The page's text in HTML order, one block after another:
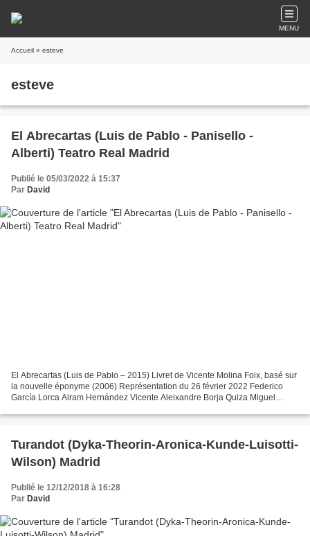
MENU
Accueil » esteve
esteve
El Abrecartas (Luis de Pablo - Panisello -
Alberti) Teatro Real Madrid
Publié le 05/03/2022 à 15:37
Par David
El Abrecartas (Luis de Pablo – 2015) Livret de Vicente Molina Foix, basé sur
la nouvelle éponyme (2006) Représentation du 26 février 2022 Federico
García Lorca Airam Hernández Vicente Aleixandre Borja Quiza Miguel
Turandot (Dyka-Theorin-Aronica-Kunde-Luisotti-
Wilson) Madrid
Publié le 12/12/2018 à 16:28
Par David